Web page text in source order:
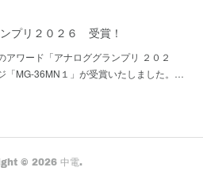
プリ２０２６ 受賞！
ワード「アナロググランプリ ２０２
「MG-36MN１」が受賞いたしました。…
© 2026 中電.